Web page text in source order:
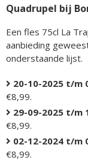
Quadrupel bij
Een fles 75cl La
aanbieding
onderstaande lijst.
20-10-2025 t/m
€8,99.
29-09-2025 t/m
€8,99.
02-12-2024 t/m
€8,99.